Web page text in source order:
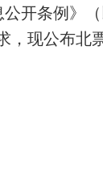
开条例》
，现公布